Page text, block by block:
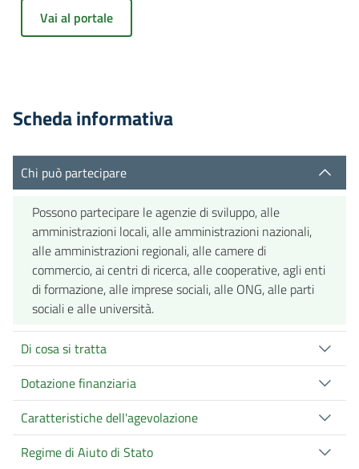
Vai al portale
Scheda informativa
Chi può partecipare
Possono partecipare le agenzie di sviluppo, alle
amministrazioni locali, alle amministrazioni nazionali,
alle amministrazioni regionali, alle camere di
commercio, ai centri di ricerca, alle cooperative, agli enti
di formazione, alle imprese sociali, alle ONG, alle parti
sociali e alle università.
Di cosa si tratta
Dotazione finanziaria
Caratteristiche dell'agevolazione
Regime di Aiuto di Stato